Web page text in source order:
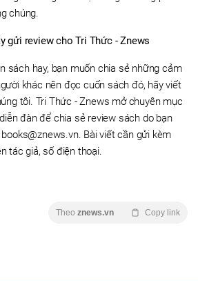
chúng.
gửi review cho Tri Thức - Znews
sách hay, bạn muốn chia sẻ những cảm
khác nên đọc cuốn sách đó, hãy viết
tôi. Tri Thức - Znews mở chuyên mục
đàn để chia sẻ review sách do bạn
Bài viết cần gửi kèm
tác giả, số điện thoại.
Theo znews.vn Copy link